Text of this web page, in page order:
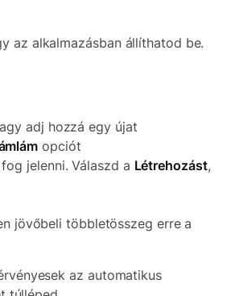
az alkalmazásban állíthatod be.
adj hozzá egy újat
opciót
jelenni. Válaszd a Létrehozást,
jövőbeli többletösszeg erre a
az automatikus